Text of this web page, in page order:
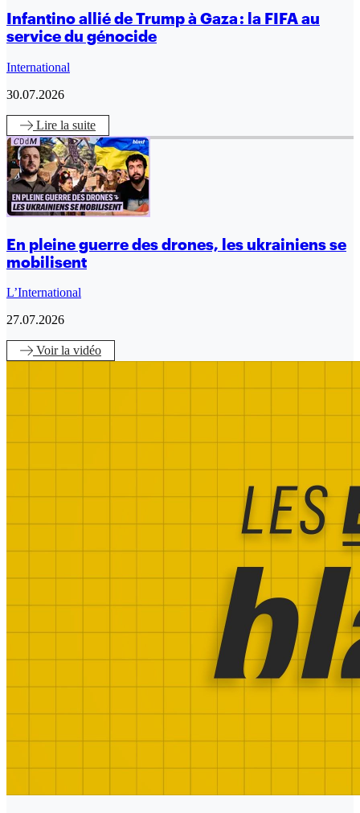
Infantino allié de Trump à Gaza : la FIFA au
service du génocide
International
30.07.2026
Lire la suite
En pleine guerre des drones, les ukrainiens se
mobilisent
L’International
27.07.2026
Voirla vidéo